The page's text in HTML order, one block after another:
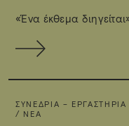
«Ένα έκθεμα
ΣΥΝΈΔΡΙΑ –
/ ΝΈΑ